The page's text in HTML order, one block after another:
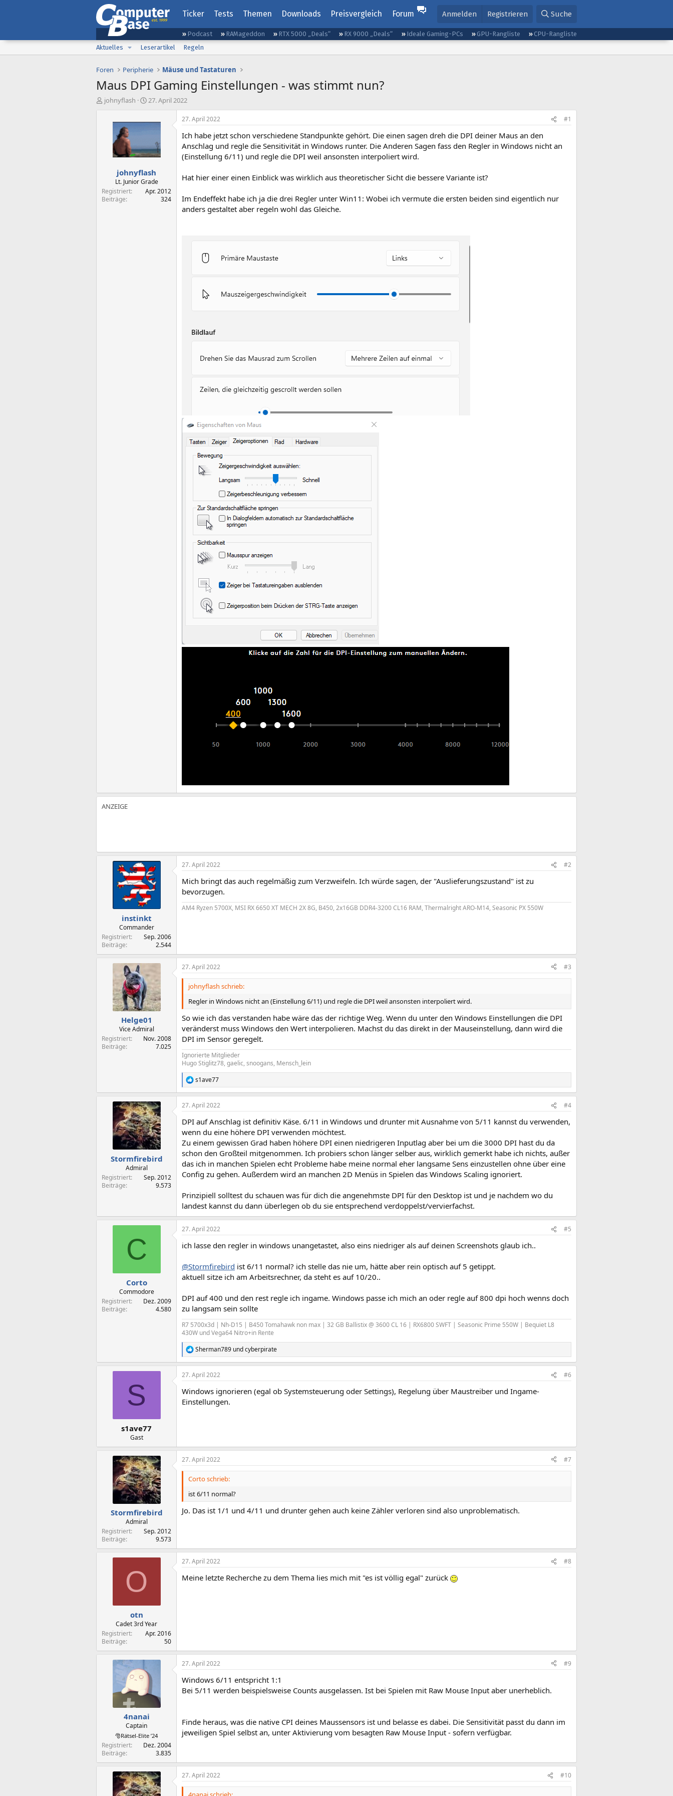
Ticker Tests Themen Downloads Preisvergleich Forum Anmelden Registrieren Suche
Podcast RAMageddon RTX 5000 „Deals“ RX 9000 „Deals“ Ideale Gaming-PCs GPU-Rangliste
CPU-Rangliste
Aktuelles
Leserartikel Regeln
Foren Peripherie Mäuse und Tastaturen
Maus DPI Gaming Einstellungen - was stimmt nun?
E
johnyflash
E
l
a
m
27. April 2022
johnyflash
Lt. Junior Grade
Registriert
Apr. 2012
Beiträge
324
27. April 2022 #1
Ich habe jetzt schon verschiedene Standpunkte gehört. Die einen sagen dreh die DPI deiner Maus an den
Anschlag und regle die Sensitivität in Windows runter. Die Anderen Sagen fass den Regler in Windows nicht an
(Einstellung 6/11) und regle die DPI weil ansonsten interpoliert wird.
Hat hier einer einen Einblick was wirklich aus theoretischer Sicht die bessere Variante ist?
Im Endeffekt habe ich ja die drei Regler unter Win11: Wobei ich vermute die ersten beiden sind eigentlich nur
anders gestaltet aber regeln wohl das Gleiche.
instinkt
Commander
Registriert
Sep. 2006
Beiträge
2.544
27. April 2022 #2
Mich bringt das auch regelmäßig zum Verzweifeln. Ich würde sagen, der "Auslieferungszustand" ist zu
bevorzugen.
AM4 Ryzen 5700X, MSI RX 6650 XT MECH 2X 8G, B450, 2x16GB DDR4-3200 CL16 RAM, Thermalright ARO-M14, Seasonic PX 550W
Helge01
Vice Admiral
Registriert
Nov. 2008
Beiträge
7.025
27. April 2022 #3
johnyflash schrieb:
Regler in Windows nicht an (Einstellung 6/11) und regle die DPI weil ansonsten interpoliert wird.
So wie ich das verstanden habe wäre das der richtige Weg. Wenn du unter den Windows Einstellungen die DPI
veränderst muss Windows den Wert interpolieren. Machst du das direkt in der Mauseinstellung, dann wird die
DPI im Sensor geregelt.
Ignorierte Mitglieder
Hugo Stiglitz78, gaelic, snoogans, Mensch_lein
R
e
a
k
i
o
n
e
n
:
s1ave77
Stormfirebird
Admiral
Registriert
Sep. 2012
Beiträge
9.573
27. April 2022 #4
DPI auf Anschlag ist definitiv Käse. 6/11 in Windows und drunter mit Ausnahme von 5/11 kannst du verwenden,
wenn du eine höhere DPI verwenden möchtest.
Zu einem gewissen Grad haben höhere DPI einen niedrigeren Inputlag aber bei um die 3000 DPI hast du da
schon den Großteil mitgenommen. Ich probiers schon länger selber aus, wirklich gemerkt habe ich nichts, außer
das ich in manchen Spielen echt Probleme habe meine normal eher langsame Sens einzustellen ohne über eine
Config zu gehen. Außerdem wird an manchen 2D Menüs in Spielen das Windows Scaling ignoriert.
Prinzipiell solltest du schauen was für dich die angenehmste DPI für den Desktop ist und je nachdem wo du
landest kannst du dann überlegen ob du sie entsprechend verdoppelst/vervierfachst.
C
Corto
Commodore
Registriert
Dez. 2009
Beiträge
4.580
27. April 2022 #5
ich lasse den regler in windows unangetastet, also eins niedriger als auf deinen Screenshots glaub ich..
@Stormfirebird ist 6/11 normal? ich stelle das nie um, hätte aber rein optisch auf 5 getippt.
aktuell sitze ich am Arbeitsrechner, da steht es auf 10/20..
DPI auf 400 und den rest regle ich ingame. Windows passe ich mich an oder regle auf 800 dpi hoch wenns doch
zu langsam sein sollte
R7 5700x3d | Nh-D15 | B450 Tomahawk non max | 32 GB Ballistix @ 3600 CL 16 | RX6800 SWFT | Seasonic Prime 550W | Bequiet L8
430W und Vega64 Nitro+in Rente
R
e
a
k
i
o
Sherman789 undcyberpirate
S
s1ave77
Gast
27. April 2022 #6
Windows ignorieren (egal ob Systemsteuerung oder Settings), Regelung über Maustreiber und Ingame-
Einstellungen.
Stormfirebird
Admiral
Registriert
Sep. 2012
Beiträge
9.573
27. April 2022 #7
Corto schrieb:
ist 6/11 normal?
Jo. Das ist 1/1 und 4/11 und drunter gehen auch keine Zähler verloren sind also unproblematisch.
O
otn
Cadet 3rd Year
Registriert
Apr. 2016
Beiträge
50
27. April 2022 #8
Meine letzte Recherche zu dem Thema lies mich mit "es ist völlig egal" zurück
4nanai
Captain
🎅Rätsel-Elite ’24
Registriert
Dez. 2004
Beiträge
3.835
27. April 2022 #9
Windows 6/11 entspricht 1:1
Bei 5/11 werden beispielsweise Counts ausgelassen. Ist bei Spielen mit Raw Mouse Input aber unerheblich.
Finde heraus, was die native CPI deines Maussensors ist und belasse es dabei. Die Sensitivität passt du dann im
jeweiligen Spiel selbst an, unter Aktivierung vom besagten Raw Mouse Input - sofern verfügbar.
27. April 2022 #10